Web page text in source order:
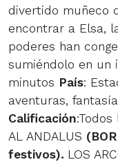
divertido muñeco
encontrar a Elsa,
poderes han
sumiéndolo en un
minutos País:
aventuras, fantasía
Calificación
AL ANDALUS
festivos). LOS